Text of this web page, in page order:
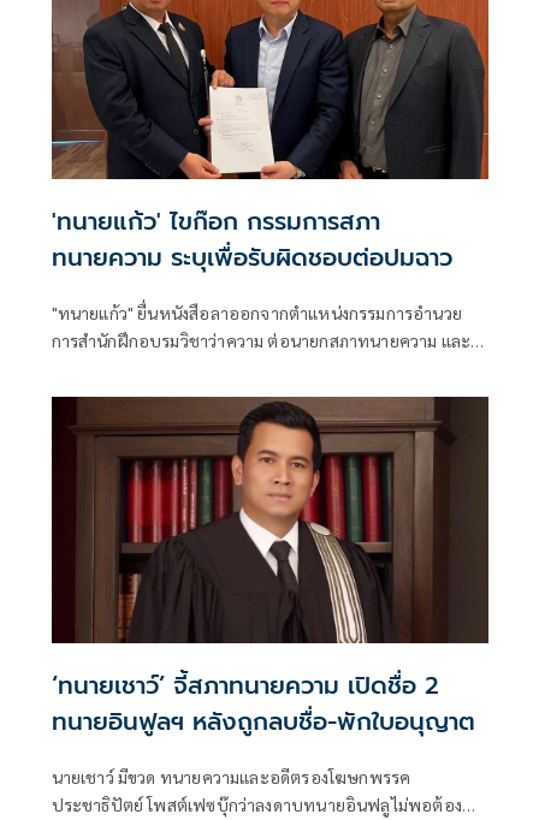
'ทนายแก้ว' ไขก๊อก กรรมการสภา
ทนายความ ระบุเพื่อรับผิดชอบต่อปมฉาว
"ทนายแก้ว" ยื่นหนังสือลาออกจากตำแหน่งกรรมการอำนวย
การสำนักฝึกอบรมวิชาว่าความ ต่อนายกสภาทนายความ และ
ทนายได้รับความเสียหาย
‘ทนายเชาว์’ จี้สภาทนายความ เปิดชื่อ 2
ทนายอินฟูลฯ หลังถูกลบชื่อ-พักใบอนุญาต
นายเชาว์ มีขวด ทนายความและอดีตรองโฆษกพรรค
ประชาธิปัตย์ โพสต์เฟซบุ๊กว่าลงดาบทนายอินฟลูไม่พอต้อง